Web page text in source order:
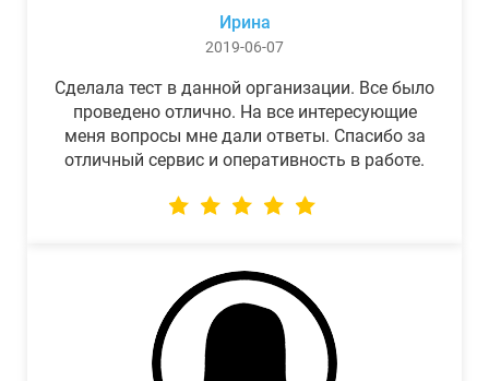
Ирина
2019-06-07
Сделала тест в данной организации. Все было
проведено отлично. На все интересующие
меня вопросы мне дали ответы. Спасибо за
отличный сервис и оперативность в работе.